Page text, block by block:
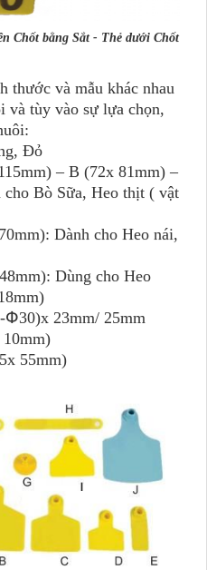
Chốt bằng Sắt - Thẻ dưới Chốt
thước và mẫu khác nhau
và tùy vào sự lựa chọn,
Đỏ
– B (72x 81mm) –
Bò Sữa, Heo thịt ( vật
Dành cho Heo nái,
Dùng cho Heo
23mm/ 25mm
55mm)